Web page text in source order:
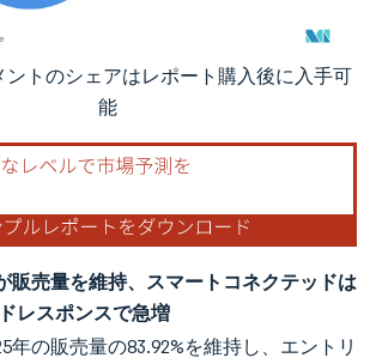
。再利用にはCC BY 4.0の表示が必要です。
ントのシェアはレポート購入後に入手可
能
販売量を維持、スマートコネクテッドは
レスポンスで急増
年の販売量の83.92%を維持し、エントリ